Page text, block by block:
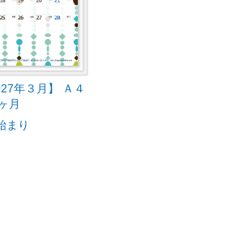
年３月】 Ａ４
月
まり